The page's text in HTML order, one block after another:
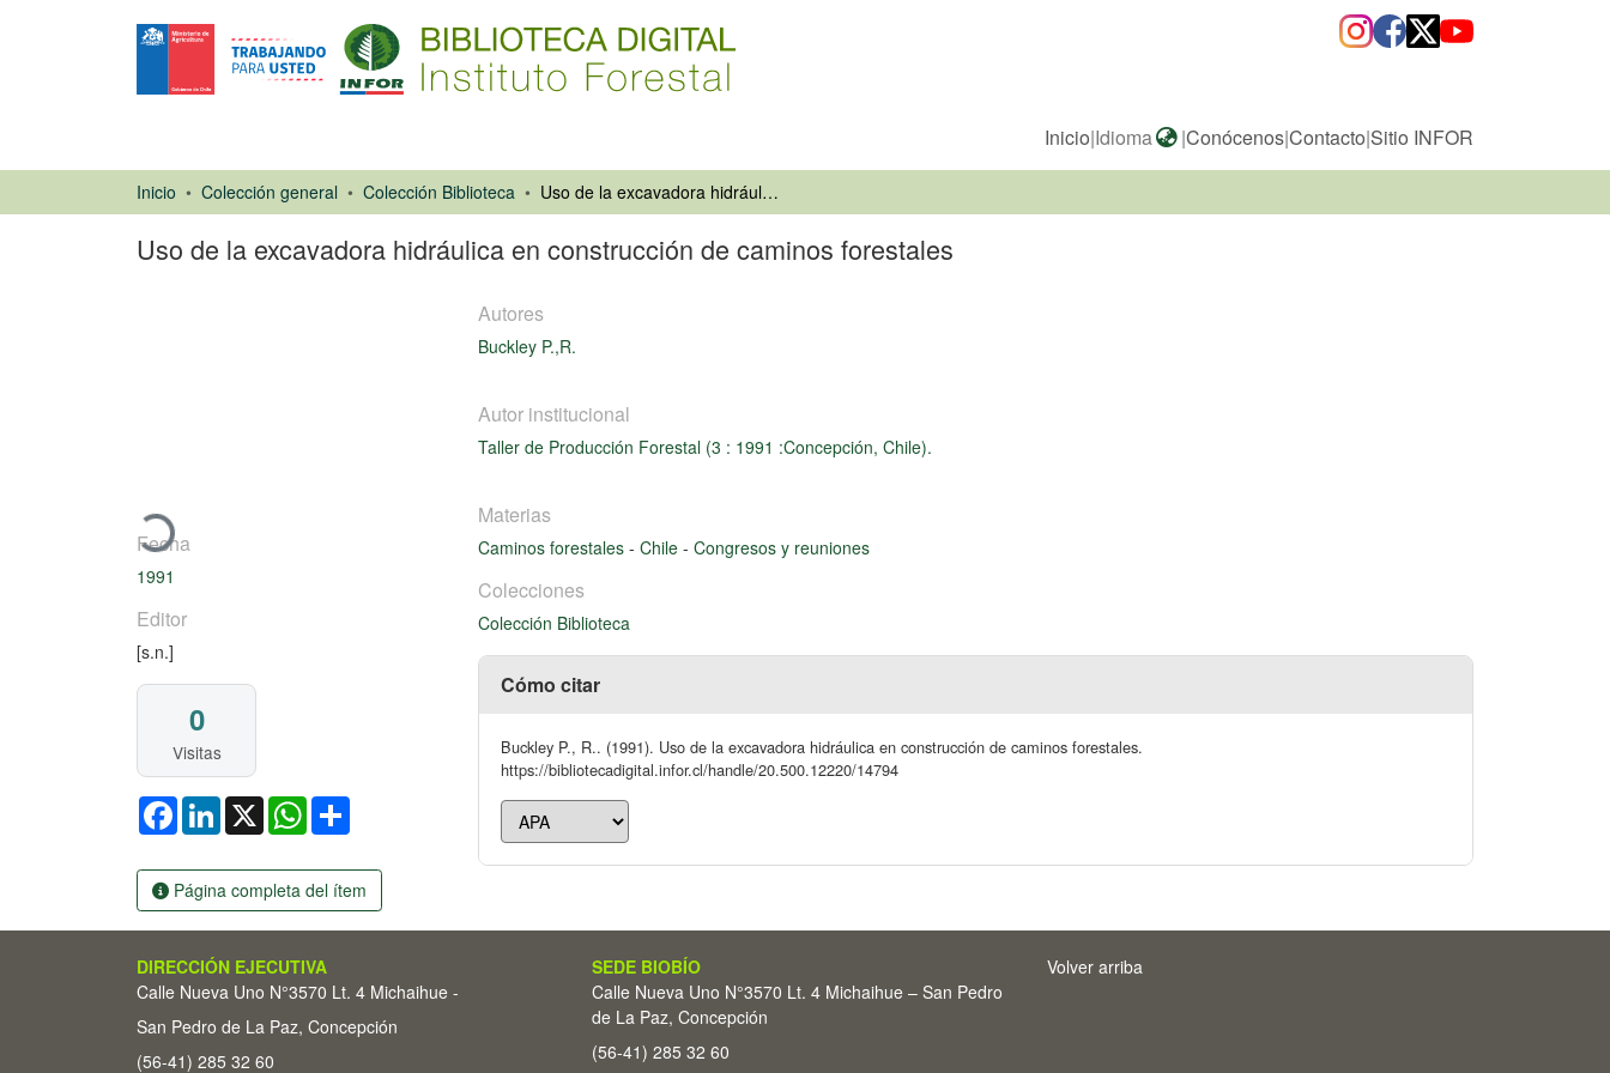
Inicio|Idioma |Conócenos|Contacto|Sitio INFOR
Inicio Colección general Colección Biblioteca Uso de la excavadora hidráulica en construcción de caminos forestales
Uso de la excavadora hidráulica en construcción de caminos forestales
Cargando...
Fecha
1991
Editor
[s.n.]
0
Visitas
FacebookLinkedIn
X WhatsApp
Página completa del ítem
Autores
Buckley P.,R.
Autor institucional
Taller de Producción Forestal (3 : 1991 :Concepción, Chile).
Materias
Caminos forestales - Chile - Congresos y reuniones
Colecciones
Colección Biblioteca
Cómo citar
Buckley P., R.. (1991). Uso de la excavadora hidráulica en construcción de caminos forestales.
https://bibliotecadigital.infor.cl/handle/20.500.12220/14794
DIRECCIÓN EJECUTIVA
Calle Nueva Uno N°3570 Lt. 4 Michaihue -
San Pedro de La Paz, Concepción
(56-41) 285 32 60
SEDE BIOBÍO
Calle Nueva Uno N°3570 Lt. 4 Michaihue – San Pedro
de La Paz, Concepción
(56-41) 285 32 60
Volver arriba